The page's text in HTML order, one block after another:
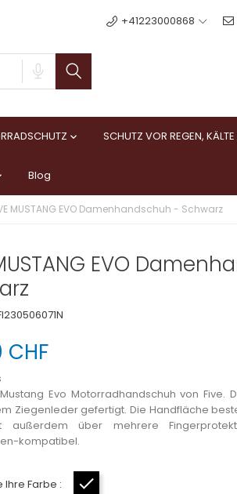
+41223000868
 SCHUTZ VOR REGEN,
Blog
MUSTANG EVO Damenhandschuh - Schwarz
EVO
Evo Motorradhandschuh von Five.
Ziegenleder gefertigt. Die Handfläche
außerdem über mehrere
kompatibel.
Ihre Farbe :